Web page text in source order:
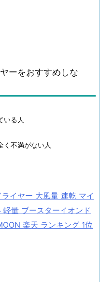
ーをおすすめしな
いる人
く不満がない人
ライヤー 大風量 速乾 マイ
量 ブースターイオンド
楽天 ランキング 1位